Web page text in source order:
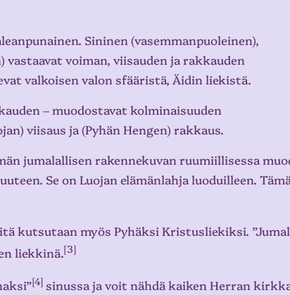
Sininen (vasemmanpuoleinen),
voiman, viisauden ja rakkauden
valkoisen valon sfääristä, Äidin liekistä.
– muodostavat kolminaisuuden
viisaus ja (Pyhän Hengen) rakkaus.
jumalallisen rakennekuvan ruumiillisessa
Se on Luojan elämänlahja luoduilleen.
kutsutaan myös Pyhäksi Kristusliekiksi.
liekkinä.[3]
[4] sinussa ja voit nähdä kaiken Herran